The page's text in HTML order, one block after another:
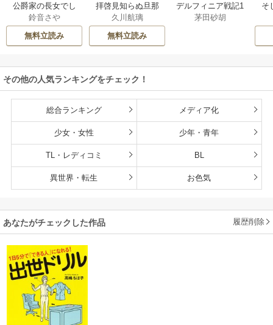
公爵家の長女でし
た
鈴音さや
無料立読み
拝啓見知らぬ旦那
様、離婚していた
だきます
久川航璃
無料立読み
デルフィニア戦記1
茅田砂胡
そ
その他の人気ランキングをチェック！
総合ランキング メディア化
少女・女性 少年・青年
TL・レディコミ BL
異世界・転生 お色気
あなたがチェックした作品 履歴削除